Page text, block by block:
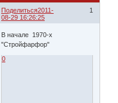
Поделиться 1
2011-
08-29 16:26:25
В начале 1970-х
"Стройфарфор"
0